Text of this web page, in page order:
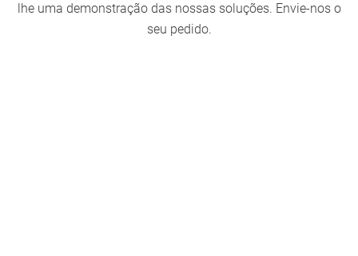
lhe uma demonstração das nossas soluções. Envie-nos o
seu pedido.